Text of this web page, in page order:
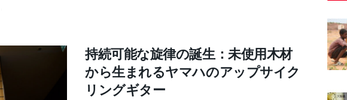
持続可能な旋律の誕生：未使用木材
から生まれるヤマハのアップサイク
リングギター